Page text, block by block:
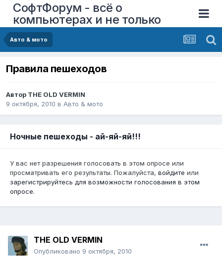
СофтФорум - всё о
компьютерах и не только
Авто & мото
Правила пешеходов
Автор THE OLD VERMIN
9 октября, 2010 в Авто & мото
Ночные пешеходы - ай-яй-яй!!!
У вас нет разрешения голосовать в этом опросе или
просматривать его результаты. Пожалуйста, войдите или
зарегистрируйтесь для возможности голосования в этом
опросе.
THE OLD VERMIN
Опубликовано 9 октября, 2010